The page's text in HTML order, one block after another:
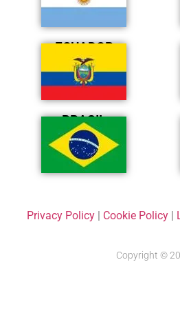
ECUADOR
BRASIL
Privacy Policy| Cookie Policy|
Copyright ©